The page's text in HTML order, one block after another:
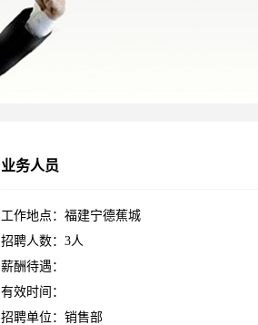
业务人员
工作地点：福建宁德蕉城
招聘人数：3人
薪酬待遇：
有效时间：
招聘单位：销售部